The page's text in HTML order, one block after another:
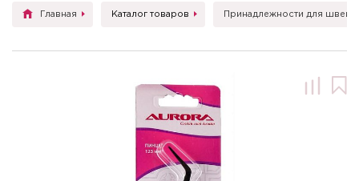
Главная Каталог товаров Принадлежности для